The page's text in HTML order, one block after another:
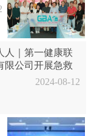
人｜第一健康联
限公司开展急救
2024-08-12